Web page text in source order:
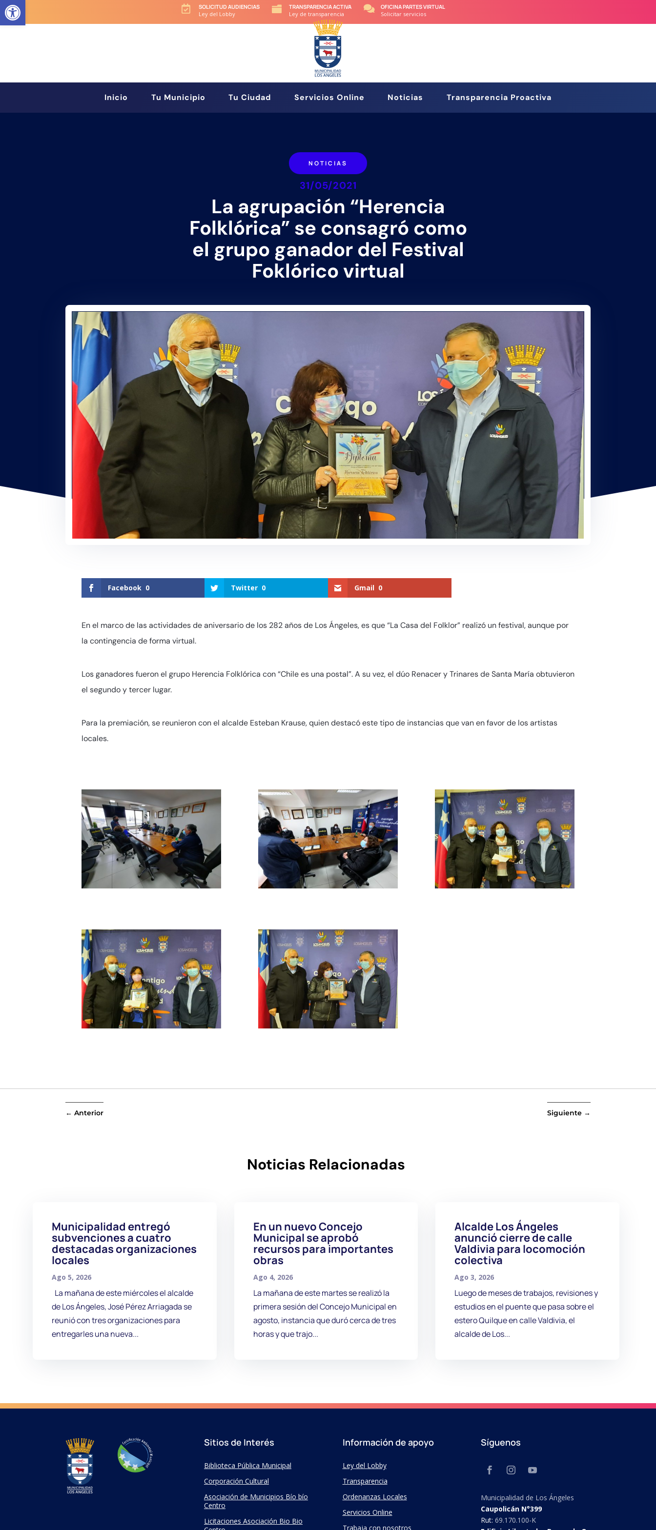

SOLICITUD AUDIENCIAS
Ley del Lobby

TRANSPARENCIA ACTIVA
Ley de transparencia

OFICINA PARTES VIRTUAL
Solicitar servicios
Inicio Tu Municipio Tu Ciudad Servicios Online Noticias Transparencia Proactiva
NOTICIAS
31/05/2021
La agrupación “Herencia
Folklórica” se consagró como
el grupo ganador del Festival
Foklórico virtual
Facebook 0 Twitter 0 Gmail 0
En el marco de las actividades de aniversario de los 282 años de Los Ángeles, es que “La Casa del Folklor” realizó un festival, aunque por
la contingencia de forma virtual.
Los ganadores fueron el grupo Herencia Folklórica con “Chile es una postal”. A su vez, el dúo Renacer y Trinares de Santa María obtuvieron
el segundo y tercer lugar.
Para la premiación, se reunieron con el alcalde Esteban Krause, quien destacó este tipo de instancias que van en favor de los artistas
locales.
←Anterior Siguiente→
Noticias Relacionadas
Municipalidad entregó
subvenciones a cuatro
destacadas organizaciones
locales
Ago 5, 2026
La mañana de este miércoles el alcalde
de Los Ángeles, José Pérez Arriagada se
reunió con tres organizaciones para
entregarles una nueva...
En un nuevo Concejo
Municipal se aprobó
recursos para importantes
obras
Ago 4, 2026
La mañana de este martes se realizó la
primera sesión del Concejo Municipal en
agosto, instancia que duró cerca de tres
horas y que trajo...
Alcalde Los Ángeles
anunció cierre de calle
Valdivia para locomoción
colectiva
Ago 3, 2026
Luego de meses de trabajos, revisiones y
estudios en el puente que pasa sobre el
estero Quilque en calle Valdivia, el
alcalde de Los...
Sitios de Interés
Biblioteca Pública Municipal
Corporación Cultural
Asociación de Municipios Bío bío
Centro
Licitaciones Asociación Bio Bio
Información de apoyo
Ley del Lobby
Transparencia
Ordenanzas Locales
Servicios Online
Trabaja con nosotros
Síguenos
Municipalidad de Los Ángeles
Caupolicán N°399
Rut:69.170.100-K